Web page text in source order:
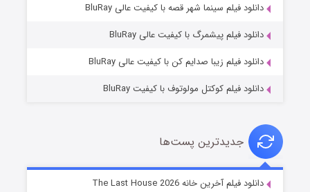
خاندان اژدها فصل ۳
دانلود فیلم سینما شهر قصه با کیفیت عالی BluRay
دانلود فیلم پیشمرگ با کیفیت عالی BluRay
دانلود فیلم زیبا صدایم کن با کیفیت عالی BluRay
دانلود فیلم کوکتل مولوتوف با کیفیت BluRay
جدیدترین پست‌ها
دانلود فیلم آخرین خانه The Last House 2026